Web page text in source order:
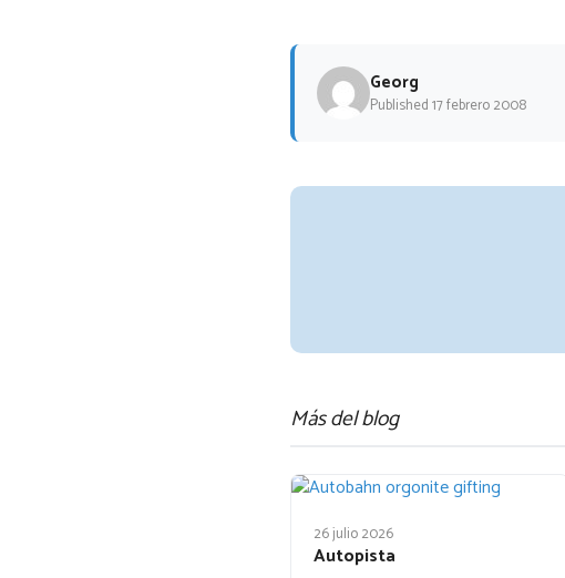
Georg
Published 17 febrero 2008
Más del blog
26 julio 2026
Autopista